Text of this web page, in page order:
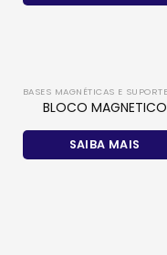
BLOCO MAGNETICO
SAIBA MAIS